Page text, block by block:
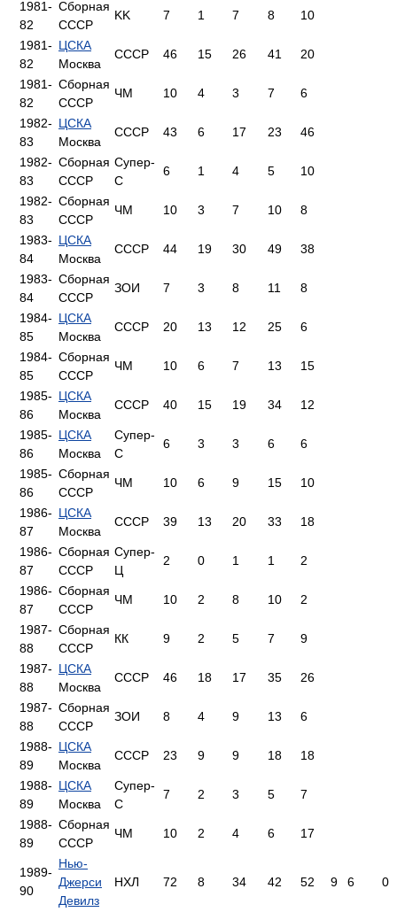
1981-
82
Сборная
СССР
KK 7 1 7 8 10
1981-
82
ЦСКА
Москва
СССР 46 15 26 41 20
1981-
82
Сборная
СССР
ЧМ 10 4 3 7 6
1982-
83
ЦСКА
Москва
СССР 43 6 17 23 46
1982-
83
Сборная
СССР
Супер-
С
6 1 4 5 10
1982-
83
Сборная
СССР
ЧМ 10 3 7 10 8
1983-
84
ЦСКА
Москва
СССР 44 19 30 49 38
1983-
84
Сборная
СССР
ЗОИ 7 3 8 11 8
1984-
85
ЦСКА
Москва
СССР 20 13 12 25 6
1984-
85
Сборная
СССР
ЧМ 10 6 7 13 15
1985-
86
ЦСКА
Москва
СССР 40 15 19 34 12
1985-
86
ЦСКА
Москва
Супер-
С
6 3 3 6 6
1985-
86
Сборная
СССР
ЧМ 10 6 9 15 10
1986-
87
ЦСКА
Москва
СССР 39 13 20 33 18
1986-
87
Сборная
СССР
Супер-
Ц
2 0 1 1 2
1986-
87
Сборная
СССР
ЧМ 10 2 8 10 2
1987-
88
Сборная
СССР
КК 9 2 5 7 9
1987-
88
ЦСКА
Москва
СССР 46 18 17 35 26
1987-
88
Сборная
СССР
ЗОИ 8 4 9 13 6
1988-
89
ЦСКА
Москва
СССР 23 9 9 18 18
1988-
89
ЦСКА
Москва
Супер-
С
7 2 3 5 7
1988-
89
Сборная
СССР
ЧМ 10 2 4 6 17
1989-
90
Нью-
Джерси
Девилз
НХЛ 72 8 34 42 52 9 6 0